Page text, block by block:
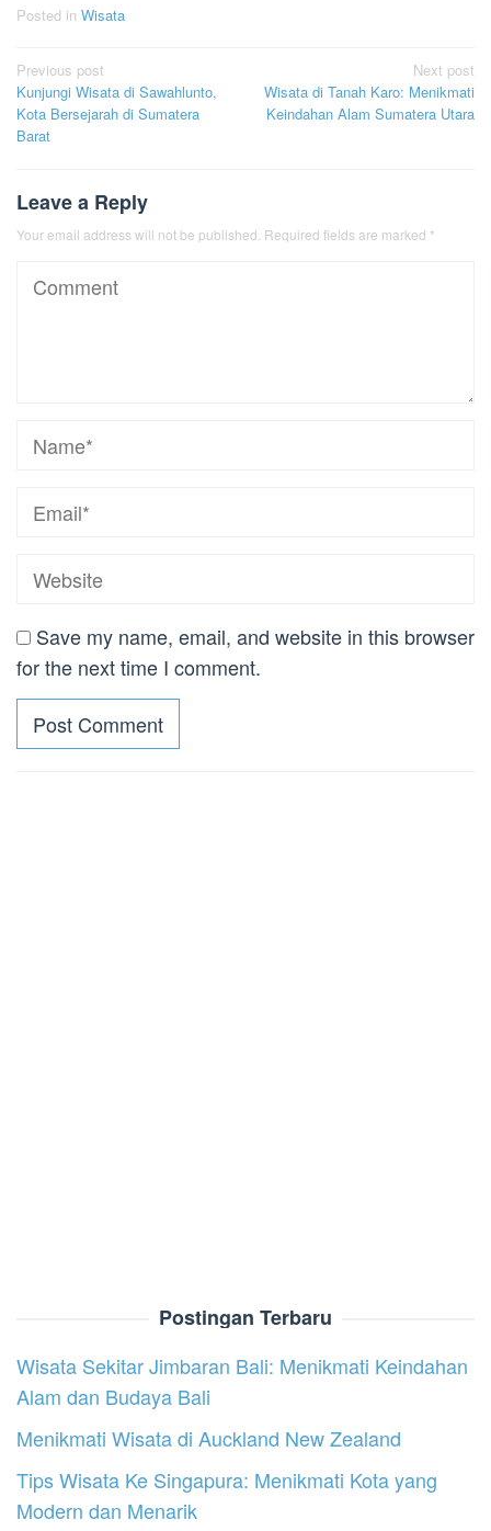
Posted in Wisata
Post
navigation
Previous post
Kunjungi Wisata di Sawahlunto,
Kota Bersejarah di Sumatera
Barat
Next post
Wisata di Tanah Karo: Menikmati
Keindahan Alam Sumatera Utara
Leave a Reply
Your email address will not be published. Required fields are marked *
Save my name, email, and website in this browser
for the next time I comment.
Postingan Terbaru
Wisata Sekitar Jimbaran Bali: Menikmati Keindahan
Alam dan Budaya Bali
Menikmati Wisata di Auckland New Zealand
Tips Wisata Ke Singapura: Menikmati Kota yang
Modern dan Menarik